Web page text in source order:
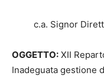
c.a. Signor
OGGETTO: XII
Inadeguata gestione